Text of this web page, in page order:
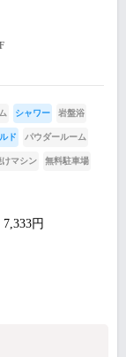
シャワー 岩盤浴
ド パウダールーム
けマシン 無料駐車場
円